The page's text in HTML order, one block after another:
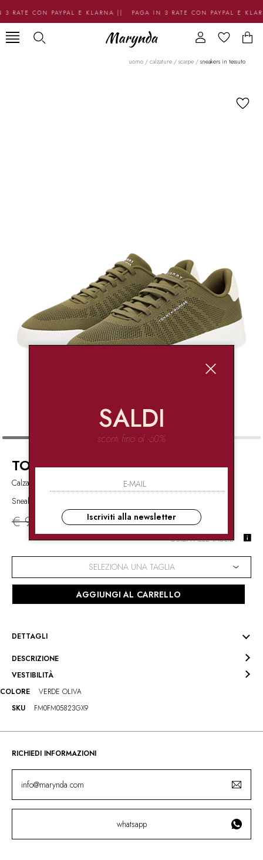
RATE CON PAYPAL E KLARNA || PAGA IN 3 RATE CON PAYPAL E
uomo / calzature / scarpe / sneakers in tessuto
TOMMY HILFIGER
Calzature,Scarpe
Sneakers in tessuto
€ 99.90 -50% € 49.95
GUIDA ALLE TAGLIE
SELEZIONA UNA TAGLIA
AGGIUNGI AL CARRELLO
DETTAGLI
DESCRIZIONE
VESTIBILITÀ
COLORE
VERDE OLIVA
SKU
FM0FM05823GX9
RICHIEDI INFORMAZIONI
info@marynda.com
whatsapp
SALDI
sconti fino al -60%
Iscriviti alla newsletter